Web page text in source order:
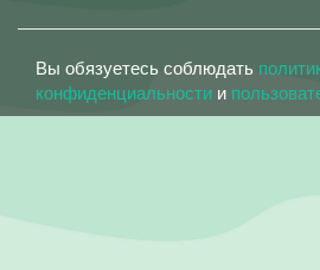
Вы обязуетесь соблюдать
конфиденциальности и